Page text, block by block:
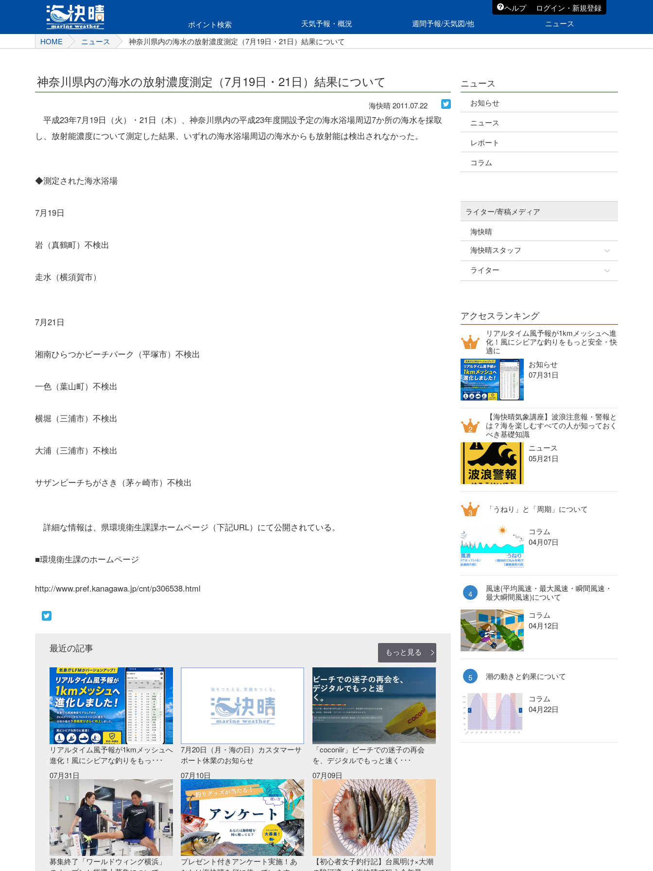
ヘルプ
ログイン・新規登録
ポイント検索
天気予報・概況 週間予報/天気図/他
ニュース
HOME
ニュース 神奈川県内の海水の放射濃度測定（7月19日・21日）結果について
神奈川県内の海水の放射濃度測定（7月19日・21日）結果について
海快晴2011.07.22
平成23年7月19日（火）・21日（木）、神奈川県内の平成23年度開設予定の海水浴場周辺7か所の海水を採取
し、放射能濃度について測定した結果、いずれの海水浴場周辺の海水からも放射能は検出されなかった。
◆測定された海水浴場
7月19日
岩（真鶴町）不検出
走水（横須賀市）
7月21日
湘南ひらつかビーチパーク（平塚市）不検出
一色（葉山町）不検出
横堀（三浦市）不検出
大浦（三浦市）不検出
サザンビーチちがさき（茅ヶ崎市）不検出
詳細な情報は、県環境衛生課課ホームページ（下記URL）にて公開されている。
■環境衛生課のホームページ
http://www.pref.kanagawa.jp/cnt/p306538.html
最近の記事 もっと見る
リアルタイム風予報が1kmメッシュへ
進化！風にシビアな釣りをもっ･･･
07月31日
7月20日（月・海の日）カスタマーサ
ポート休業のお知らせ
07月10日
「coconiir」ビーチでの迷子の再会
を、デジタルでもっと速く･･･
07月09日
募集終了「ワールドウィング横浜」
プレゼント付きアンケート実施！あ
【初心者女子釣行記】台風明け×大潮
ニュース
お知らせ
ニュース
レポート
コラム
ライター/寄稿メディア
海快晴
海快晴スタッフ
☆加藤
唐澤予報士
塚本予報士
ライター
一色ボート
アクセスランキング
リアルタイム風予報が1kmメッシュへ進
化！風にシビアな釣りをもっと安全・快
適に
お知らせ
07月31日
【海快晴気象講座】波浪注意報・警報と
は？海を楽しむすべての人が知っておく
べき基礎知識
ニュース
05月21日
「うねり」と「周期」について
コラム
04月07日
風速(平均風速・最大風速・瞬間風速・
最大瞬間風速)について
コラム
04月12日
潮の動きと釣果について
コラム
04月22日